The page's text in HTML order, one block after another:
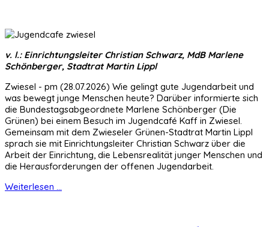
v. l.: Einrichtungsleiter Christian Schwarz, MdB Marlene
Schönberger, Stadtrat Martin Lippl
Zwiesel - pm (28.07.2026) Wie gelingt gute Jugendarbeit und
was bewegt junge Menschen heute? Darüber informierte sich
die Bundestagsabgeordnete Marlene Schönberger (Die
Grünen) bei einem Besuch im Jugendcafé Kaff in Zwiesel.
Gemeinsam mit dem Zwieseler Grünen-Stadtrat Martin Lippl
sprach sie mit Einrichtungsleiter Christian Schwarz über die
Arbeit der Einrichtung, die Lebensrealität junger Menschen und
die Herausforderungen der offenen Jugendarbeit.
Weiterlesen ...